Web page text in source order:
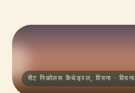
सेंट निकोलस कैथेड्रल, वियना · वियना